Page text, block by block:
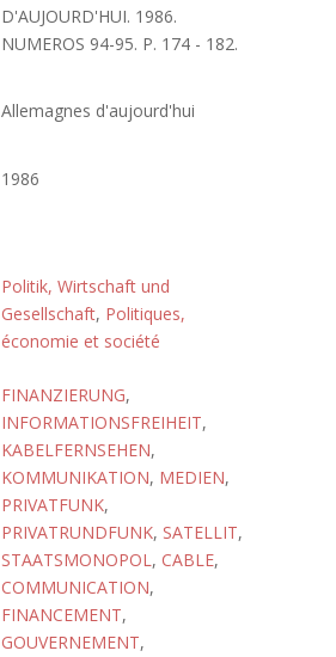
D'AUJOURD'HUI. 1986.
NUMEROS 94-95. P. 174 - 182.
Allemagnes d'aujourd'hui
1986
Politik, Wirtschaft und
Gesellschaft, Politiques,
économie et société
FINANZIERUNG,
INFORMATIONSFREIHEIT,
KABELFERNSEHEN,
KOMMUNIKATION, MEDIEN,
PRIVATFUNK,
PRIVATRUNDFUNK, SATELLIT,
STAATSMONOPOL, CABLE,
COMMUNICATION,
FINANCEMENT,
GOUVERNEMENT,